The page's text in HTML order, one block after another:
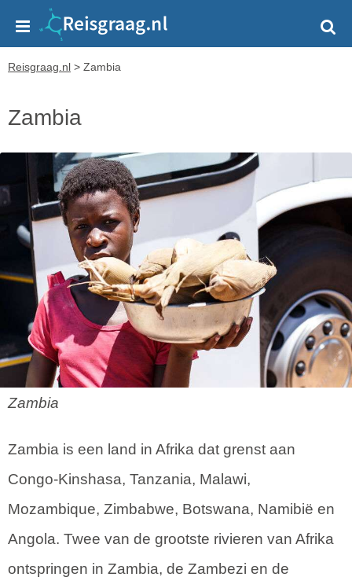
Reisgraag.nl > Zambia
Zambia
Zambia
Zambia is een land in Afrika dat grenst aan
Congo-Kinshasa, Tanzania, Malawi,
Mozambique, Zimbabwe, Botswana, Namibië en
Angola. Twee van de grootste rivieren van Afrika
ontspringen in Zambia, de Zambezi en de